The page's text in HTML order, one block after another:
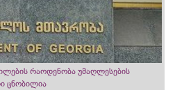
რაოდენობა უმაღლესების
ცნობილია